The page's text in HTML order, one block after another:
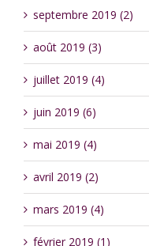
septembre 2019 (2)
août 2019 (3)
juillet 2019 (4)
juin 2019 (6)
mai 2019 (4)
avril 2019 (2)
mars 2019 (4)
février 2019 (1)